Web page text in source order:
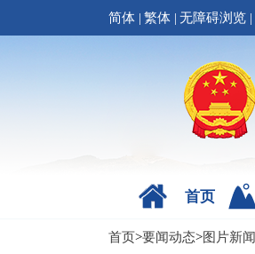
简体 | 繁体 | 无障碍浏览 |
首页
首页>要闻动态>图片新闻